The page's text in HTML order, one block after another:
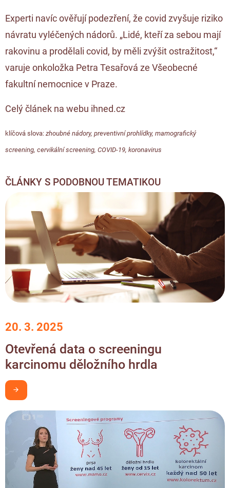
Experti navíc ověřují podezření, že covid zvyšuje riziko
návratu vyléčených nádorů. „Lidé, kteří za sebou mají
rakovinu a prodělali covid, by měli zvýšit ostražitost,“
varuje onkoložka Petra Tesařová ze Všeobecné
fakultní nemocnice v Praze.
Celý článek na webu ihned.cz
klíčová slova: zhoubné nádory, preventivní prohlídky, mamografický
screening, cervikální screening, COVID-19, koronavirus
ČLÁNKY S PODOBNOU TEMATIKOU
20. 3. 2025
Otevřená data o screeningu
karcinomu děložního hrdla